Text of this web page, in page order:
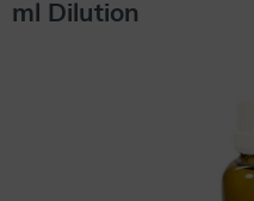
ml Dilution